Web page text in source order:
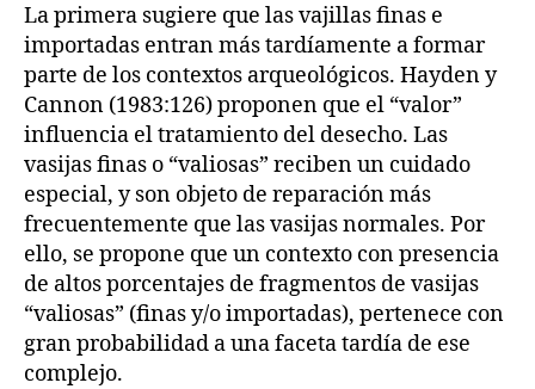
La primera sugiere que las vajillas finas e
importadas entran más tardíamente a formar
parte de los contextos arqueológicos. Hayden y
Cannon (1983:126) proponen que el “valor”
influencia el tratamiento del desecho. Las
vasijas finas o “valiosas” reciben un cuidado
especial, y son objeto de reparación más
frecuentemente que las vasijas normales. Por
ello, se propone que un contexto con presencia
de altos porcentajes de fragmentos de vasijas
“valiosas” (finas y/o importadas), pertenece con
gran probabilidad a una faceta tardía de ese
complejo.